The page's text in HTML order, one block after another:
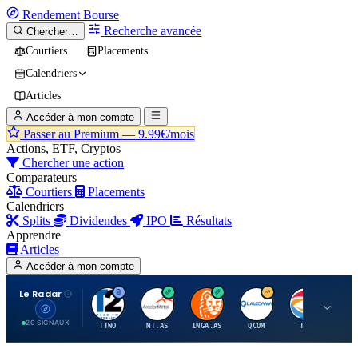
Rendement Bourse
Chercher… Recherche avancée
Courtiers
Placements
Calendriers
Articles
Accéder à mon compte
Passer au Premium — 9.99€/mois
Actions, ETF, Cryptos
Chercher une action
Comparateurs
Courtiers
Placements
Calendriers
Splits
Dividendes IPO
Résultats
Apprendre
Articles
Accéder à mon compte
Le Radar
20 SIGNAUX
T
TTWO
A
MT.AS
I
INGA.AS
Q
QCOM
T
TTE